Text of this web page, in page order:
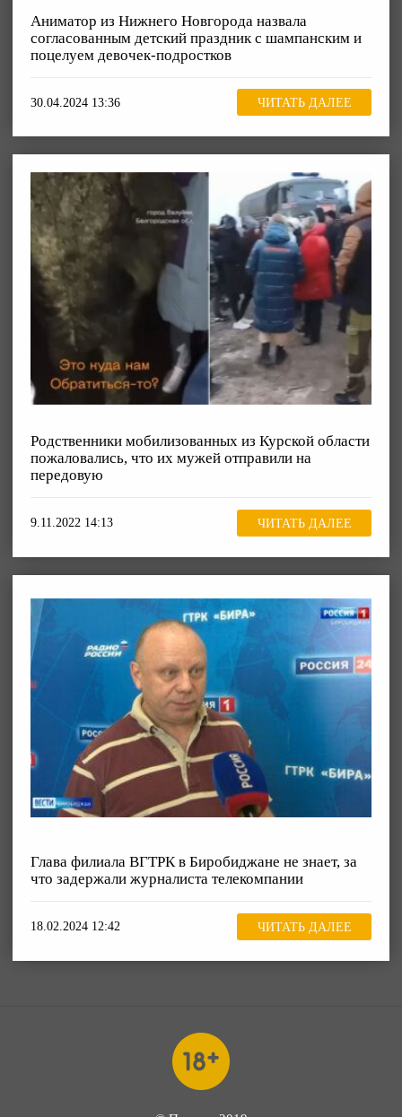
Аниматор из Нижнего Новгорода назвала
согласованным детский праздник с шампанским и
поцелуем девочек-подростков
30.04.2024 13:36 ЧИТАТЬ ДАЛЕЕ
Родственники мобилизованных из Курской области
пожаловались, что их мужей отправили на
передовую
9.11.2022 14:13 ЧИТАТЬ ДАЛЕЕ
Глава филиала ВГТРК в Биробиджане не знает, за
что задержали журналиста телекомпании
18.02.2024 12:42 ЧИТАТЬ ДАЛЕЕ